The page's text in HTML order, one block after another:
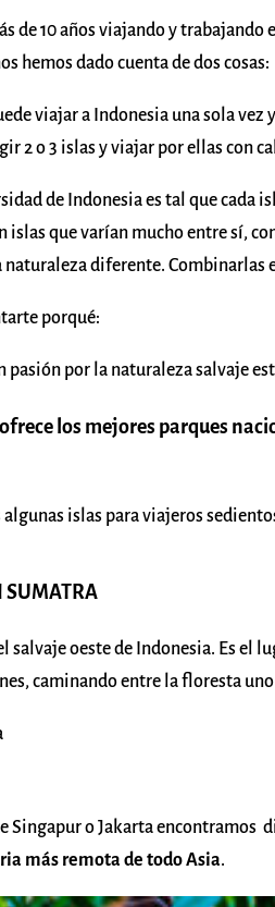
de 10 años viajando y
hemos dado cuenta de dos cosas:
viajar a Indonesia una sola vez
2 o 3 islas y viajar por ellas con
de Indonesia es tal que cada
islas que varían mucho entre sí,
naturaleza diferente. Combinarlas
porqué:
pasión por la naturaleza salvaje
los mejores parques
algunas islas para viajeros
SUMATRA
salvaje oeste de Indonesia. Es el
caminando entre la floresta
Singapur o Jakarta encontramos
más remota de todo Asia.